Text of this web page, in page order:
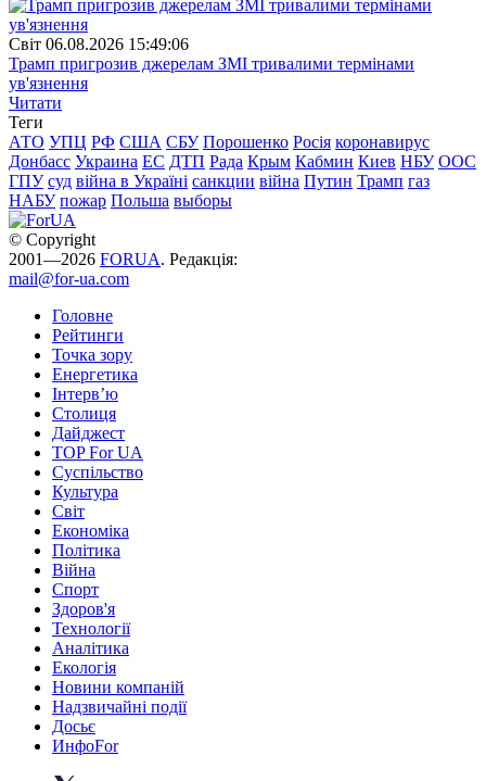
Свiт 06.08.2026 15:49:06
Трамп пригрозив джерелам ЗМІ тривалими термінами
ув'язнення
Читати
Теги
АТО УПЦ РФ США СБУ Порошенко Росія коронавирус
Донбасс Украина ЕС ДТП Рада Крым Кабмин Киев НБУ ООС
ГПУ суд війна в Україні санкции війна Путин Трамп газ
НАБУ пожар Польша выборы
© Copyright
2001—2026 FORUA. Редакція:
mail@for-ua.com
Головне
Рейтинги
Точка зору
Енергетика
Інтерв’ю
Столиця
Дайджест
TOP For UA
Суспiльство
Культура
Світ
Економіка
Політика
Війна
Спорт
Здоров'я
Технології
Аналітика
Екологія
Новини компаній
Надзвичайні події
Досьє
ИнфоFor